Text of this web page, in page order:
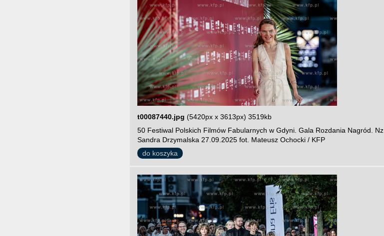
t00087440.jpg (5420px x 3613px) 3519kb
50 Festiwal Polskich Filmów Fabularnych w Gdyni. Gala Rozdania Nagród. Nz
Sandra Drzymalska 27.09.2025 fot. Mateusz Ochocki / KFP
do koszyka